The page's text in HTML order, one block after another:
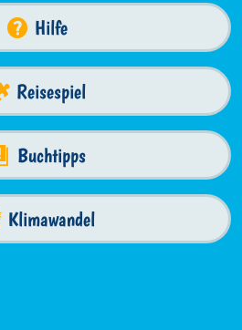
Hilfe
Reisespiel
Buchtipps
Klimawandel